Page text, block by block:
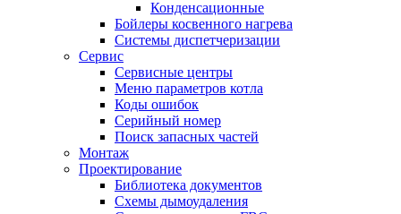
Конденсационные
Бойлеры косвенного нагрева
Системы диспетчеризации
Сервис
Сервисные центры
Меню параметров котла
Коды ошибок
Серийный номер
Поиск запасных частей
Монтаж
Проектирование
Библиотека документов
Схемы дымоудаления